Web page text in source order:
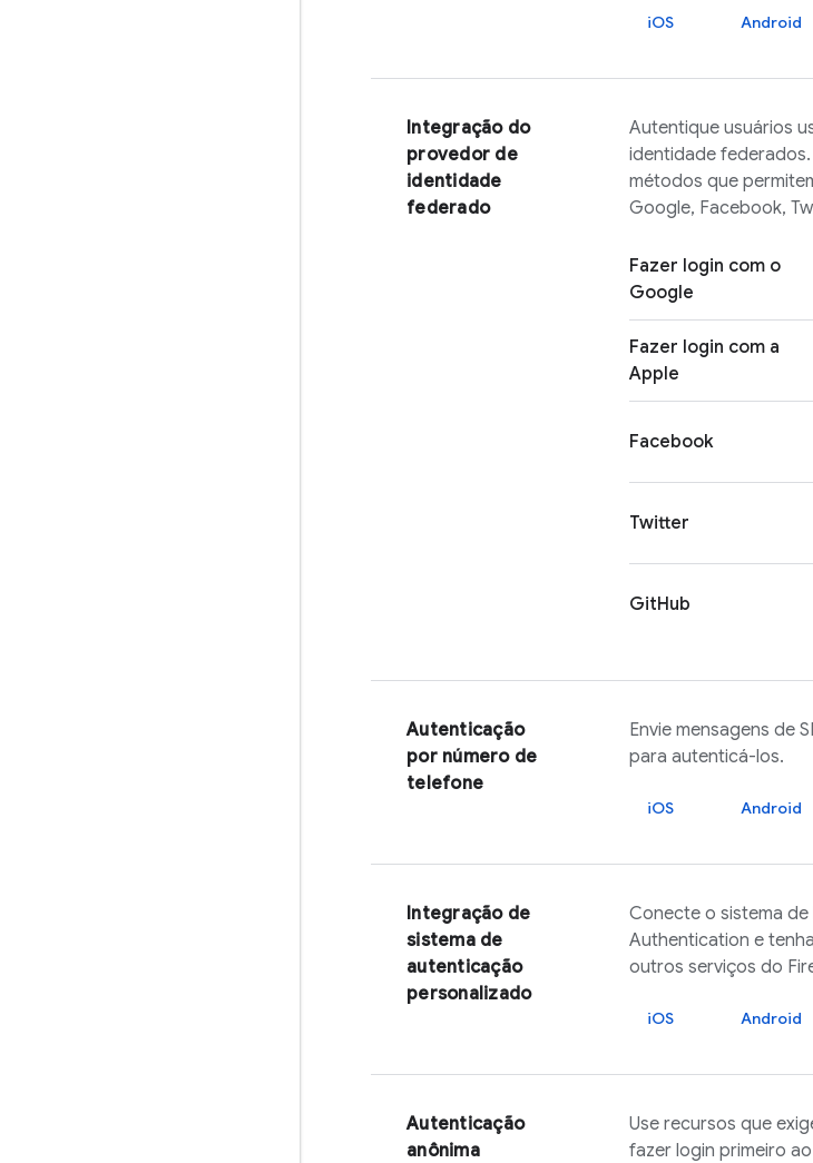
iOS Android
Integração do
provedor de
identidade
federado
Autentique usuários
identidade federados.
métodos que
Google, Facebook,
Fazer login com o
Google
Fazer login com a
Apple
Facebook
Twitter
GitHub
Autenticação
por número de
telefone
Envie mensagens de
para autenticá-los.
iOS Android
Integração de
sistema de
autenticação
personalizado
Conecte o sistema
Authentication e
outros serviços do
iOS Android
Autenticação
anônima
Use recursos que
fazer login primeiro